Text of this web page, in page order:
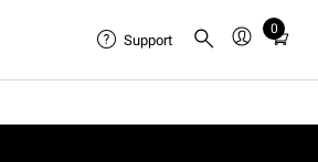
Support
0
Total
in